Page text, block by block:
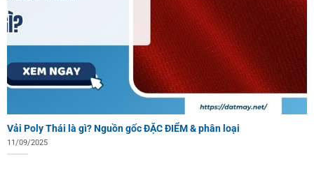
Vải Poly Thái là gì? Nguồn gốc ĐẶC ĐIỂM & phân loại
11/09/2025